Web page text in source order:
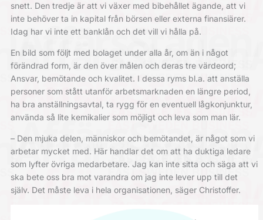
snett. Den tredje är att vi växer med bibehållet ägande, att vi
inte behöver ta in kapital från börsen eller externa finansiärer.
Idag har vi inte ett banklån och det vill vi hålla på.
En bild som följt med bolaget under alla år, om än i något
förändrad form, är den över målen och deras tre värdeord;
Ansvar, bemötande och kvalitet. I dessa ryms bl.a. att anställa
personer som stått utanför arbetsmarknaden en längre period,
ha bra anställningsavtal, ta rygg för en eventuell lågkonjunktur,
använda så lite kemikalier som möjligt och leva som man lär.
– Den mjuka delen, människor och bemötandet, är något som vi
arbetar mycket med. Här handlar det om att ha duktiga ledare
som lyfter övriga medarbetare. Jag kan inte sitta och säga att vi
ska bete oss bra mot varandra om jag inte lever upp till det
själv. Det måste leva i hela organisationen, säger Christoffer.